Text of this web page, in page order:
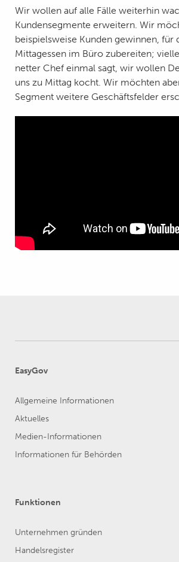
Wir wollen auf alle Fälle weiterhin
Kundensegmente erweitern. Wir
beispielsweise Kunden gewinnen, für
Mittagessen im Büro zubereiten;
netter Chef einmal sagt, wir wollen
uns zu Mittag kocht. Wir möchten
Segment weitere Geschäftsfelder
EasyGov
Allgemeine Informationen
Aktuelles
Medien-Informationen
Informationen für Behörden
Funktionen
Unternehmen gründen
Handelsregister